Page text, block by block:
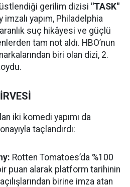
gerilim dizisi "TASK"
imzalı yapım, Philadelphia
suç hikâyesi ve güçlü
tam not aldı. HBO’nun
biri olan dizi, 2.
iki komedi yapımı da
taçlandırdı:
Rotten Tomatoes’da %100
puan alarak platform tarihinin
birine imza atan